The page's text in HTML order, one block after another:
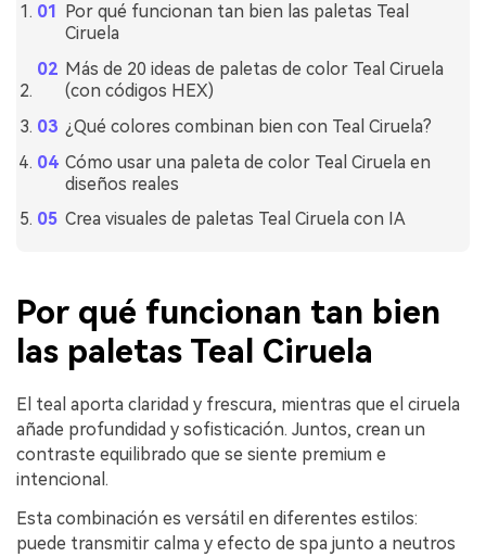
Por qué funcionan tan bien las paletas Teal
Ciruela
Más de 20 ideas de paletas de color Teal Ciruela
(con códigos HEX)
¿Qué colores combinan bien con Teal Ciruela?
Cómo usar una paleta de color Teal Ciruela en
diseños reales
Crea visuales de paletas Teal Ciruela con IA
Por qué funcionan tan bien
las paletas Teal Ciruela
El teal aporta claridad y frescura, mientras que el ciruela
añade profundidad y sofisticación. Juntos, crean un
contraste equilibrado que se siente premium e
intencional.
Esta combinación es versátil en diferentes estilos:
puede transmitir calma y efecto de spa junto a neutros